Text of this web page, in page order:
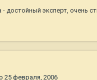
- достойный эксперт, очень
25 февраля, 2006